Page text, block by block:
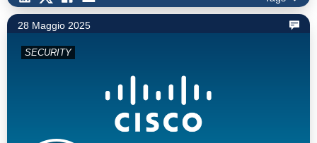
28 Maggio 2025
SECURITY